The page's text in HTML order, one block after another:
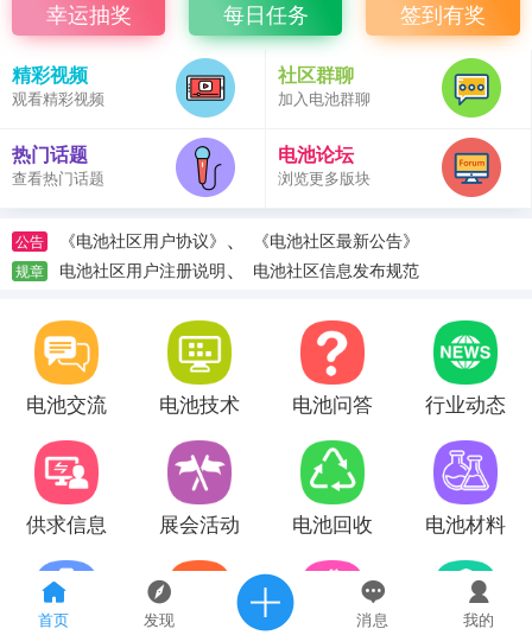
首页 发现 消息 我的
幸运抽奖 每日任务 签到有奖
精彩视频
观看精彩视频
社区群聊
加入电池群聊
热门话题
查看热门话题
电池论坛
浏览更多版块
公告 《电池社区用户协议》 、 《电池社区最新公告》
规章 电池社区用户注册说明、 电池社区信息发布规范
电池交流 电池技术 电池问答 行业动态
供求信息 展会活动 电池回收 电池材料